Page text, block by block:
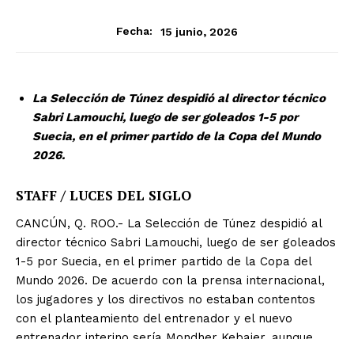
Fecha: 15 junio, 2026
La Selección de Túnez despidió al director técnico
Sabri Lamouchi, luego de ser goleados 1-5 por
Suecia, en el primer partido de la Copa del Mundo
2026.
STAFF / LUCES DEL SIGLO
CANCÚN, Q. ROO.- La Selección de Túnez despidió al
director técnico Sabri Lamouchi, luego de ser goleados
1-5 por Suecia, en el primer partido de la Copa del
Mundo 2026. De acuerdo con la prensa internacional,
los jugadores y los directivos no estaban contentos
con el planteamiento del entrenador y el nuevo